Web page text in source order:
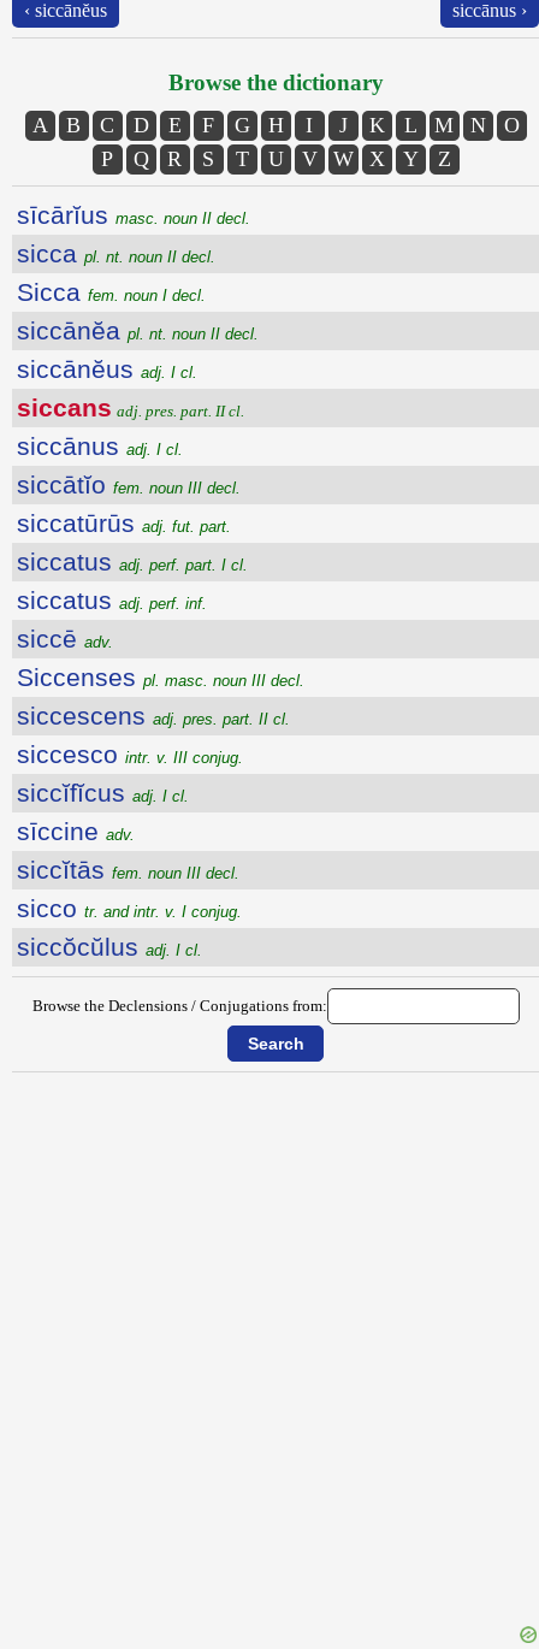
‹ siccānĕus siccānus ›
Browse the dictionary
A B C D E F G H I J K L M N
O
P
Q R S T U V W X Y Z
sīcārĭus masc. noun II decl.
sicca pl. nt. noun II decl.
Sicca fem. noun I decl.
siccānĕa pl. nt. noun II decl.
siccānĕus adj. I cl.
siccans adj. pres. part. II cl.
siccānus adj. I cl.
siccātĭo fem. noun III decl.
siccatūrūs adj. fut. part.
siccatus adj. perf. part. I cl.
siccatus adj. perf. inf.
siccē adv.
Siccenses pl. masc. noun III decl.
siccescens adj. pres. part. II cl.
siccesco intr. v. III conjug.
siccĭfĭcus adj. I cl.
sīccine adv.
siccĭtās fem. noun III decl.
sicco tr. and intr. v. I conjug.
siccŏcŭlus adj. I cl.
Browse the Declensions / Conjugations from: